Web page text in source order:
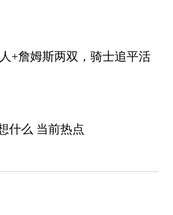
+詹姆斯两双，骑士追平活
什么 当前热点